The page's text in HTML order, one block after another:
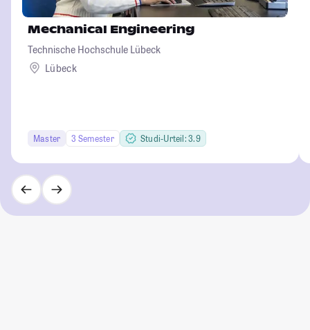
Mechanical Engineering
Technische Hochschule Lübeck
Lübeck
Master 3 Semester Studi-Urteil: 3.9